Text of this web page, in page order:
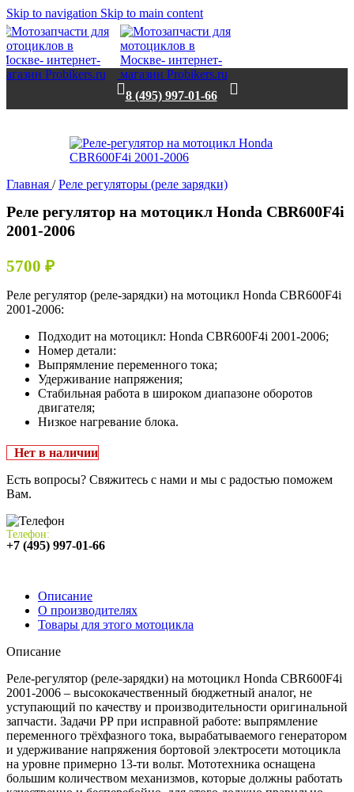
Skip to navigation Skip to main content
8 (495) 997-01-66
Главная / Реле регуляторы (реле зарядки)
Реле регулятор на мотоцикл Honda CBR600F4i
2001-2006
5700 ₽
Реле регулятор (реле-зарядки) на мотоцикл Honda CBR600F4i
2001-2006:
Подходит на мотоцикл: Honda CBR600F4i 2001-2006;
Номер детали:
Выпрямление переменного тока;
Удерживание напряжения;
Стабильная работа в широком диапазоне оборотов
двигателя;
Низкое нагревание блока.
Нет в наличии
Есть вопросы? Свяжитесь с нами и мы с радостью поможем
Вам.
Телефон:
+7 (495) 997-01-66
Описание
О производителях
Товары для этого мотоцикла
Описание
Реле-регулятор (реле-зарядки) на мотоцикл Honda CBR600F4i
2001-2006 – высококачественный бюджетный аналог, не
уступающий по качеству и производительности оригинальной
запчасти. Задачи РР при исправной работе: выпрямление
переменного трёхфазного тока, вырабатываемого генератором
и удерживание напряжения бортовой электросети мотоцикла
на уровне примерно 13-ти вольт. Мототехника оснащена
большим количеством механизмов, которые должны работать